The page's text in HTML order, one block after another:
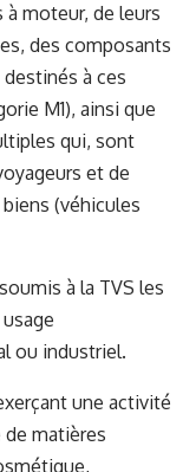
moteur, de leurs
des composants
à ces
M1), ainsi que
qui, sont
et de
(véhicules
à la TVS les
ou industriel.
une activité
matières